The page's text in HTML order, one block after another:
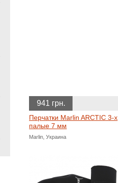
941 грн.
Перчатки Marlin ARCTIC 3-х
палые 7 мм
Marlin, Украина